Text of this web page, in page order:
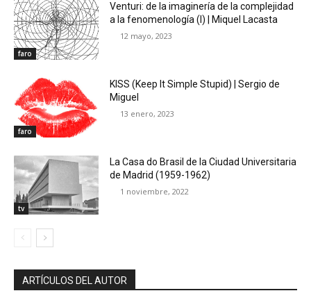
faro
Venturi: de la imaginería de la complejidad
a la fenomenología (I) | Miquel Lacasta
12 mayo, 2023
faro
KISS (Keep It Simple Stupid) | Sergio de
Miguel
13 enero, 2023
tv
La Casa do Brasil de la Ciudad Universitaria
de Madrid (1959-1962)
1 noviembre, 2022
ARTÍCULOS DEL AUTOR